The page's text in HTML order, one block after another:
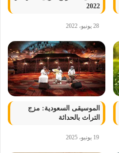
2022
28 يونيو، 2022
الموسيقى السعودية: مزج
التراث بالحداثة
19 يونيو، 2025